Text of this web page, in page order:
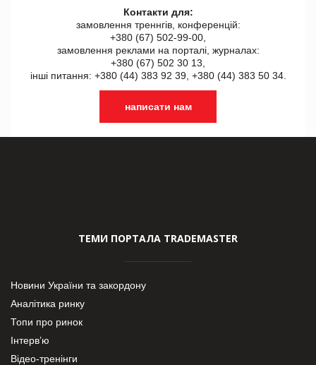
Контакти для:
замовлення треннгів, конференцій:
+380 (67) 502-99-00,
замовлення реклами на порталі, журналах:
+380 (67) 502 30 13,
інші питання: +380 (44) 383 92 39, +380 (44) 383 50 34.
написати нам
ТЕМИ ПОРТАЛА TRADEMASTER
Новини України та закордону
Аналітика ринку
Топи про ринок
Інтерв’ю
Відео-тренінги